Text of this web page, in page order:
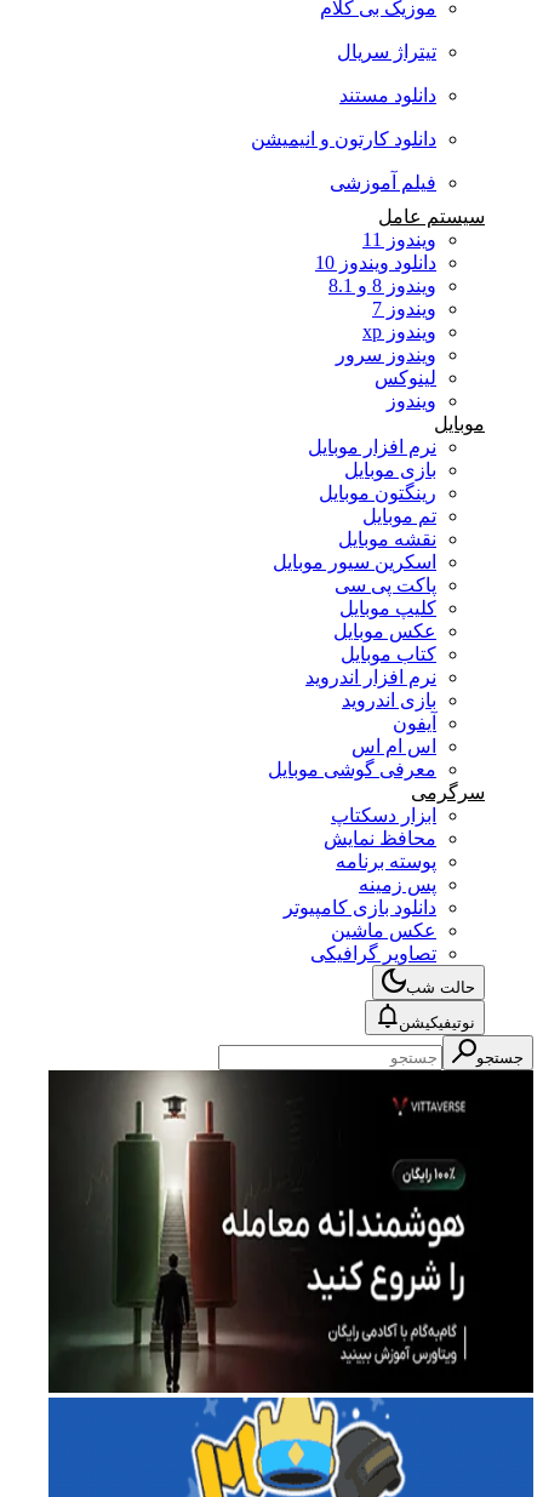
موزیک بی کلام
تیتراژ سریال
دانلود مستند
دانلود کارتون و انیمیشن
فیلم آموزشی
سیستم عامل
ویندوز 11
دانلود ویندوز 10
ویندوز 8 و 8.1
ویندوز 7
ویندوز xp
ویندوز سرور
لینوکس
ویندوز
موبایل
نرم افزار موبایل
بازی موبایل
رینگتون موبایل
تم موبایل
نقشه موبایل
اسکرین سیور موبایل
پاکت پی سی
کلیپ موبایل
عکس موبایل
کتاب موبایل
نرم افزار اندروید
بازی اندروید
آیفون
اس ام اس
معرفی گوشی موبایل
سرگرمی
ابزار دسکتاپ
محافظ نمایش
پوسته برنامه
پس زمینه
دانلود بازی کامپیوتر
عکس ماشین
تصاویر گرافیکی
حالت شب
نوتیفیکیشن
جستجو